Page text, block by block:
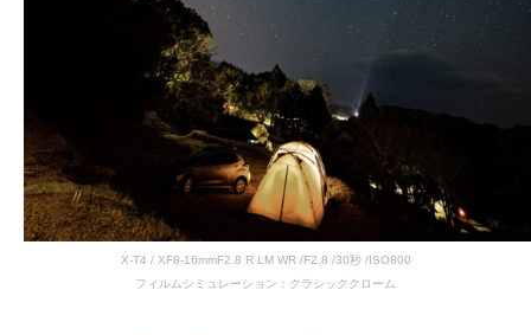
X-T4 / XF8-16mmF2.8 R LM WR /F2.8 /30秒 /ISO800
フィルムシミュレーション：クラシッククローム